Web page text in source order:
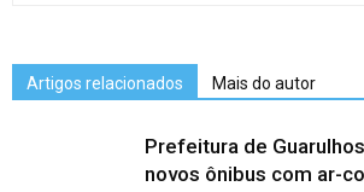
Artigos relacionados Mais do autor
Prefeitura de
novos ônibus com ar-